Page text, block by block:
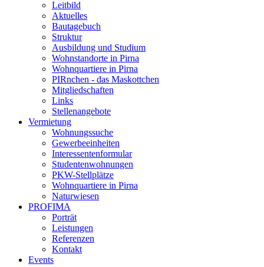
Leitbild
Aktuelles
Bautagebuch
Struktur
Ausbildung und Studium
Wohnstandorte in Pirna
Wohnquartiere in Pirna
PIRnchen - das Maskottchen
Mitgliedschaften
Links
Stellenangebote
Vermietung
Wohnungssuche
Gewerbeeinheiten
Interessentenformular
Studentenwohnungen
PKW-Stellplätze
Wohnquartiere in Pirna
Naturwiesen
PROFIMA
Porträt
Leistungen
Referenzen
Kontakt
Events